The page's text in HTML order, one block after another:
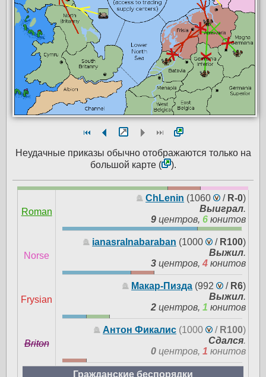
Неудачные приказы обычно отображаются только на
большой карте (
).
Roman
ChLenin (1060 / R-0)
Выиграл.
9 центров,6 юнитов
Norse
ianasralnabaraban (1000 / R100)
Выжил.
3 центров,4 юнитов
Frysian
Макар-Пизда (992 / R6)
Выжил.
2 центров,1 юнитов
Briton
Антон Фикалис (1000 / R100)
Сдался.
0 центров,1 юнитов
Гражданские беспорядки